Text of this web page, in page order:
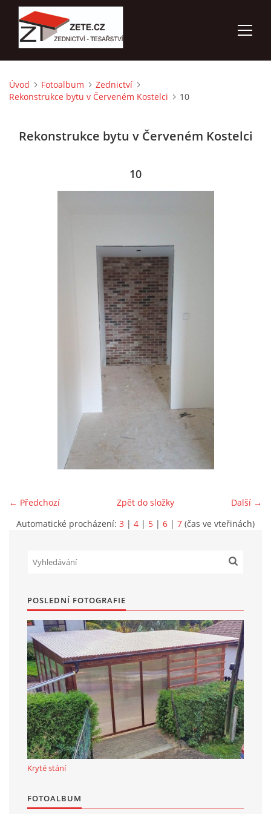
ÚVOD
Marek Petruželka
Studýnka 131
Hronov
549 46
+420 731561027
zete@zete.cz
Tisk Aktualizováno: 22. 9. 2023|Nahoru ↑
Úvod Fotoalbum
Zednictví
Rekonstrukce bytu v Červeném Kostelci
10
Rekonstrukce bytu v Červeném Kostelci
10
← Předchozí Další →
Zpět do složky
Automatické procházení: 3 | 4 | 5 | 6 | 7 (čas ve vteřinách)
POSLEDNÍ FOTOGRAFIE
Kryté stání
FOTOALBUM